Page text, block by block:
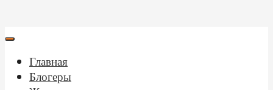
Главная
Блогеры